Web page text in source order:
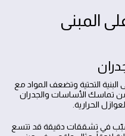
المبنى
التحتية وتضعف المواد مع
تماسك الأساسات والجدران
الحرارية.
في تشققات دقيقة قد تتسع